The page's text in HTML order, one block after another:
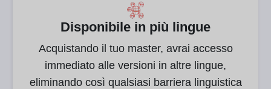
Disponibile in più lingue
Acquistando il tuo master, avrai accesso
immediato alle versioni in altre lingue,
eliminando così qualsiasi barriera linguistica